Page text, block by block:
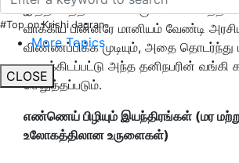
#Top on Krishi Jagran
More Topics
CLOSE
இத்திட்டத்தில் உள்ள கருவியை மொத்த
வாக்கிய பின்னரே மானியம் வேண்டி
விண்ணப்பிக்க முடியும், அதை
கணக்கிடப்பட்டு அந்த தனிநபரின் வங்கி
செலுத்தப்படும்.
எண்ணெய் பிழியும் இயந்திரங்கள் (மர
உலோகத்திலான உருளைகள்)